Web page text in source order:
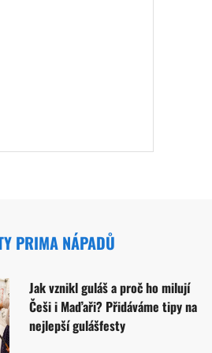
PRIMA NÁPADŮ
Jak vznikl guláš a proč ho milují
Češi i Maďaři? Přidáváme tipy na
nejlepší gulášfesty